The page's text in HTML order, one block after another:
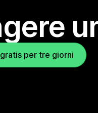
per tre giorni